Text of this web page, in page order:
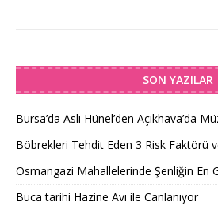
SON YAZILAR
Bursa’da Aslı Hünel’den Açıkhava’da
Böbrekleri Tehdit Eden 3 Risk Faktörü
Osmangazi Mahallelerinde Şenliğin En
Buca tarihi Hazine Avı ile Canlanıyor